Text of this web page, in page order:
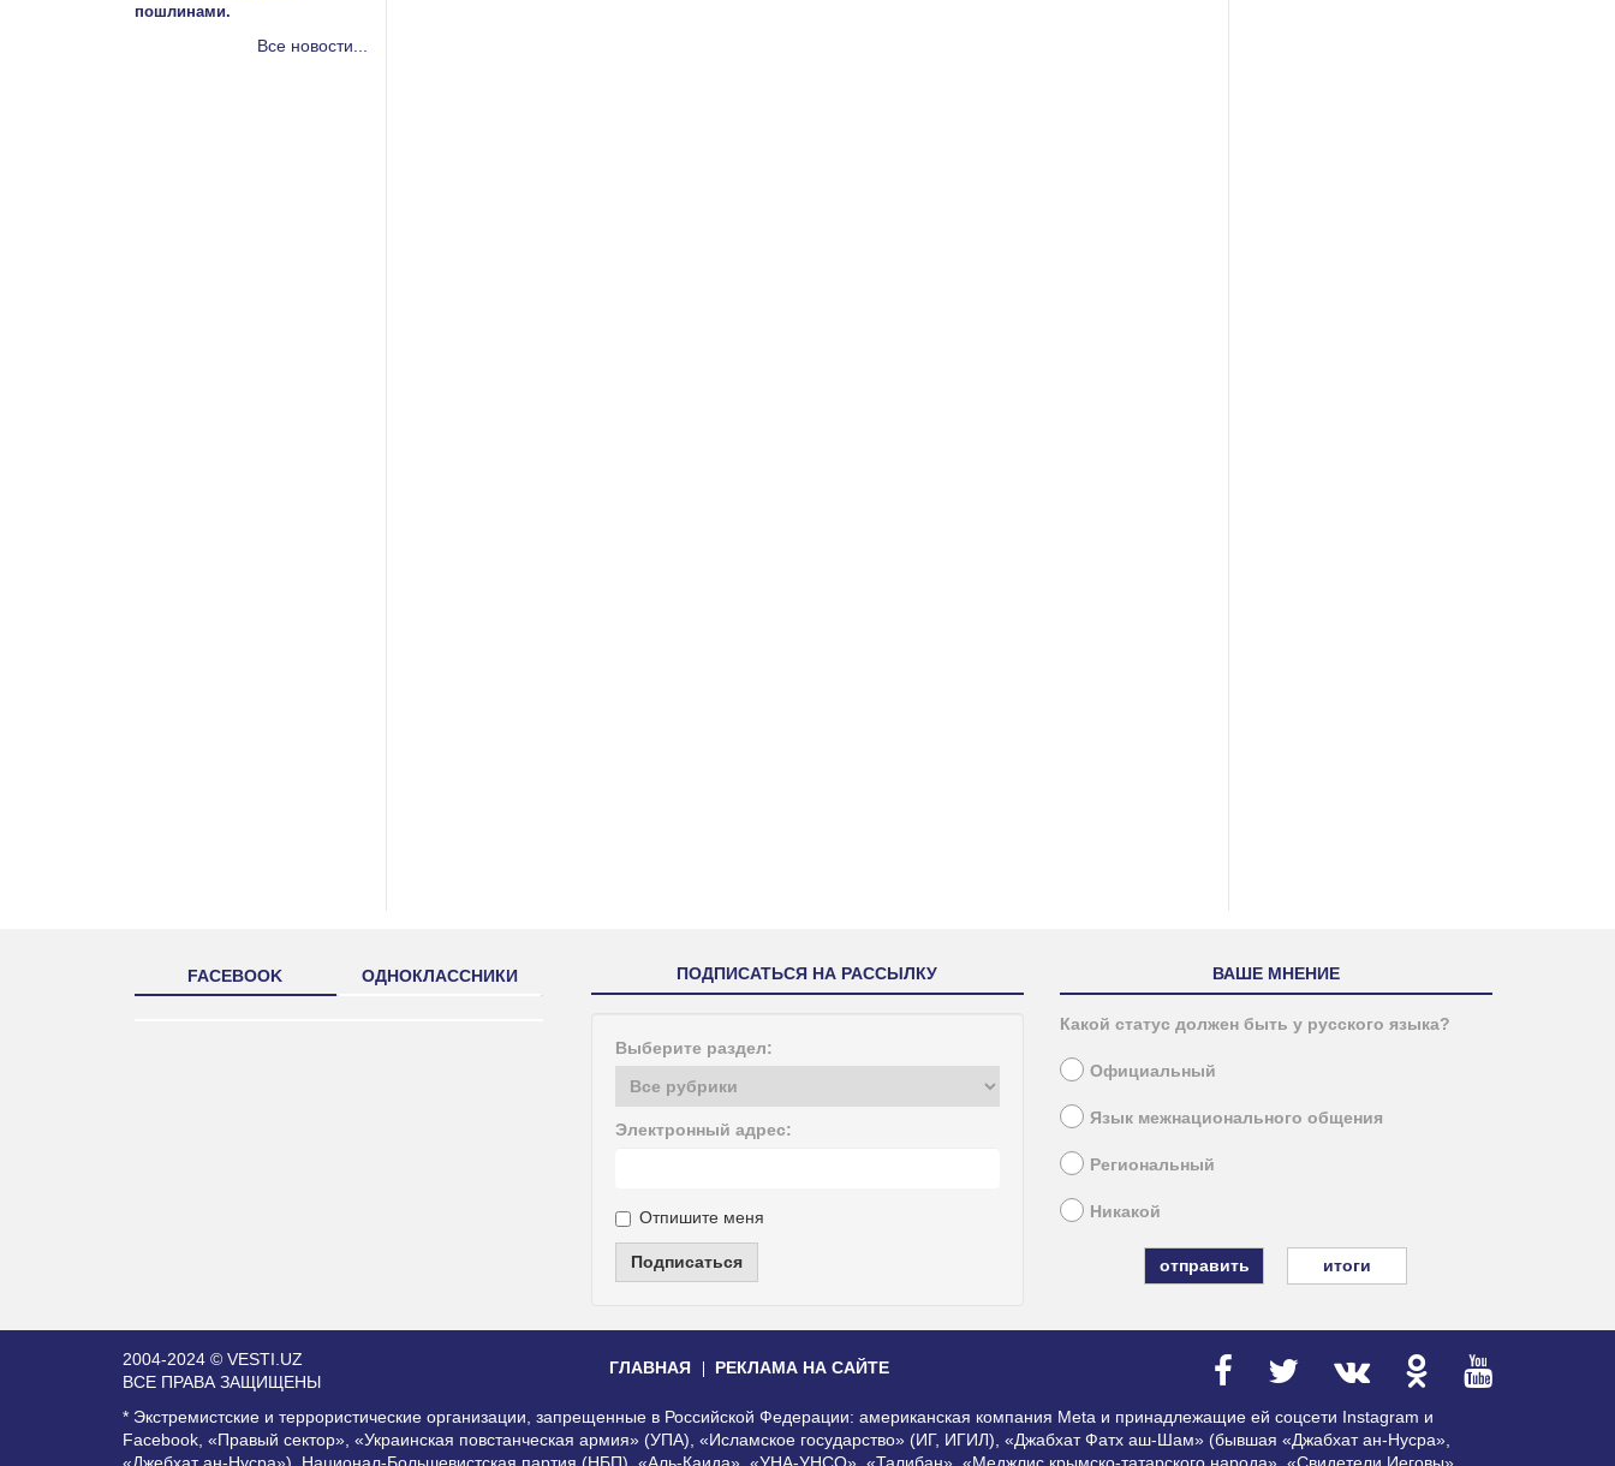
пошлинами.
Все новости...
FACEBOOK ОДНОКЛАССНИКИ ПОДПИСАТЬСЯ НА РАССЫЛКУ
Выберите раздел:
Электронный адрес:
Отпишите меня
Подписаться
ВАШЕ МНЕНИЕ
Какой статус должен быть у русского языка?
Официальный
Язык межнационального общения
Региональный
Никакой
итоги
2004-2024 © VESTI.UZ
ВСЕ ПРАВА ЗАЩИЩЕНЫ
ГЛАВНАЯ РЕКЛАМА НА САЙТЕ
* Экстремистские и террористические организации, запрещенные в Российской Федерации: американская компания Meta и принадлежащие ей соцсети Instagram и
Facebook, «Правый сектор», «Украинская повстанческая армия» (УПА), «Исламское государство» (ИГ, ИГИЛ), «Джабхат Фатх аш-Шам» (бывшая «Джабхат ан-Нусра»,
«Джебхат ан-Нусра»), Национал-Большевистская партия (НБП), «Аль-Каида», «УНА-УНСО», «Талибан», «Меджлис крымско-татарского народа», «Свидетели Иеговы»,